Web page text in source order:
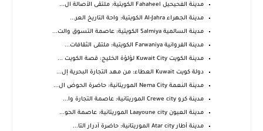
مدينة الفحيحيل Fahaheel الكويتية: ملتقى الأصالة ال...
مدينة الجهراء Al-Jahra الكويتية: واحة التاريخ العر...
مدينة السالمية Salmiya الكويتية: عاصمة التسوق والت...
مدينة الفروانية Farwaniya الكويتية: ملتقى الثقافات...
مدينة الكويت Kuwait City لؤلؤة الخليج: قصة الكويت ...
دولة كويت Kuwait العطاء: من مهد التجارة البحرية إل...
مدينة النعمة Nema City الموريتانية: حاضرة الحوض ال...
مدينة كرو Crewe city الموريتانية: عاصمة التجارة وا...
مدينة العيون Laayoune city الموريتانية: عاصمة الحو...
مدينة أطار Atar city الموريتانية: حاضرة آدرار التا...